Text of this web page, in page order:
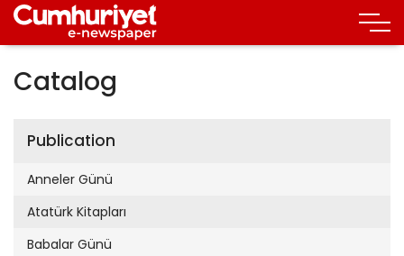
Catalog
Publication
Anneler Günü
Atatürk Kitapları
Babalar Günü